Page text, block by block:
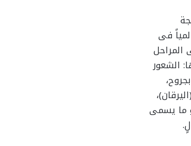
فى
المراحل
الشعور
ما يسمى